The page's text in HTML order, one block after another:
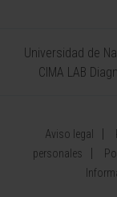
Universidad de
CIMA LAB
Aviso legal
personales